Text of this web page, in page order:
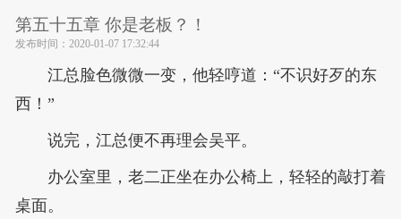
第五十五章 你是老板？！
发布时间： 2020-01-07 17:32:44
江总脸色微微一变，他轻哼道：“不识好歹的东
西！”
说完，江总便不再理会吴平。
办公室里，老二正坐在办公椅上，轻轻的敲打着
桌面。